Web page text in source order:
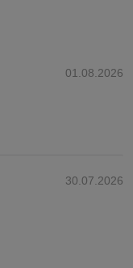
01.08.2026
30.07.2026